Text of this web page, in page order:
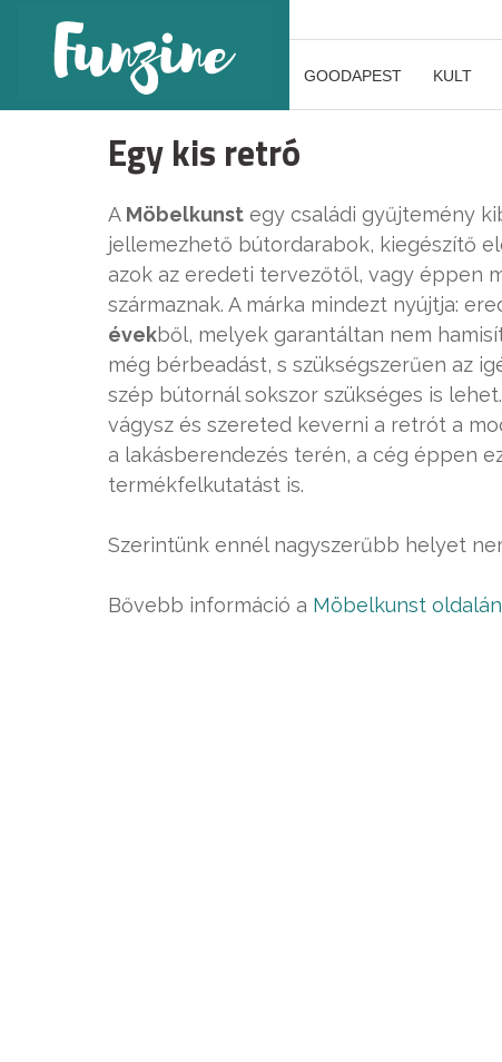
GOODAPEST KULT
Egy kis retró
A Möbelkunst egy családi gyűjtemény
jellemezhető bútordarabok, kiegészítő
azok az eredeti tervezőtől, vagy éppen
származnak. A márka mindezt nyújtja:
évekből, melyek garantáltan nem
még bérbeadást, s szükségszerűen az
szép bútornál sokszor szükséges is
vágysz és szereted keverni a retrót a
a lakásberendezés terén, a cég éppen
termékfelkutatást is.
Szerintünk ennél nagyszerűbb helyet
Bővebb információ a Möbelkunst oldalán